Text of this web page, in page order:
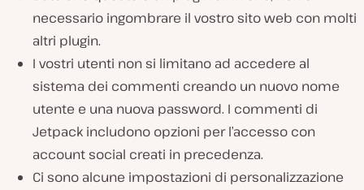
necessario ingombrare il vostro sito web con molti
altri plugin.
I vostri utenti non si limitano ad accedere al
sistema dei commenti creando un nuovo nome
utente e una nuova password. I commenti di
Jetpack includono opzioni per l’accesso con
account social creati in precedenza.
Ci sono alcune impostazioni di personalizzazione